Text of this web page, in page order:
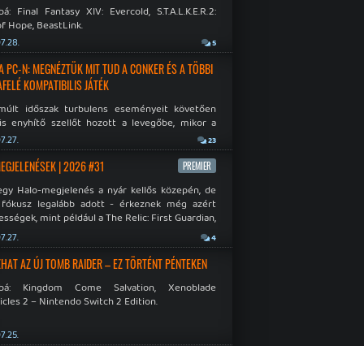
Final Fantasy XIV: Evercold, S.T.A.L.K.E.R.2:
Hope, BeastLink.
5
PC-N: MEGNÉZTÜK MIT TUD A CONKER ÉS A TÖBBI
KOMPATIBILIS JÁTÉK
időszak turbulens eseményeit követően
enyhítő szellőt hozott a levegőbe, mikor a
bejelentette, hogy PC-re is kiterjesztik az
visszafelé kompatibilitást. Lássuk,
jutottak...
23
| 2026 #31 PREMIER
Halo-megjelenés a nyár kellős közepén, de
legalább adott - érkeznek még azért
mint például a The Relic: First Guardian,
Chronicles 2 és a Dispatch új átiratai vagy
a Mistfall Hunter
4
AZ ÚJ TOMB RAIDER – EZ TÖRTÉNT PÉNTEKEN
Kingdom Come Salvation, Xenoblade
2 – Nintendo Switch 2 Edition.